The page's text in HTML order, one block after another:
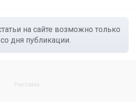
на сайте возможно только
дня публикации.